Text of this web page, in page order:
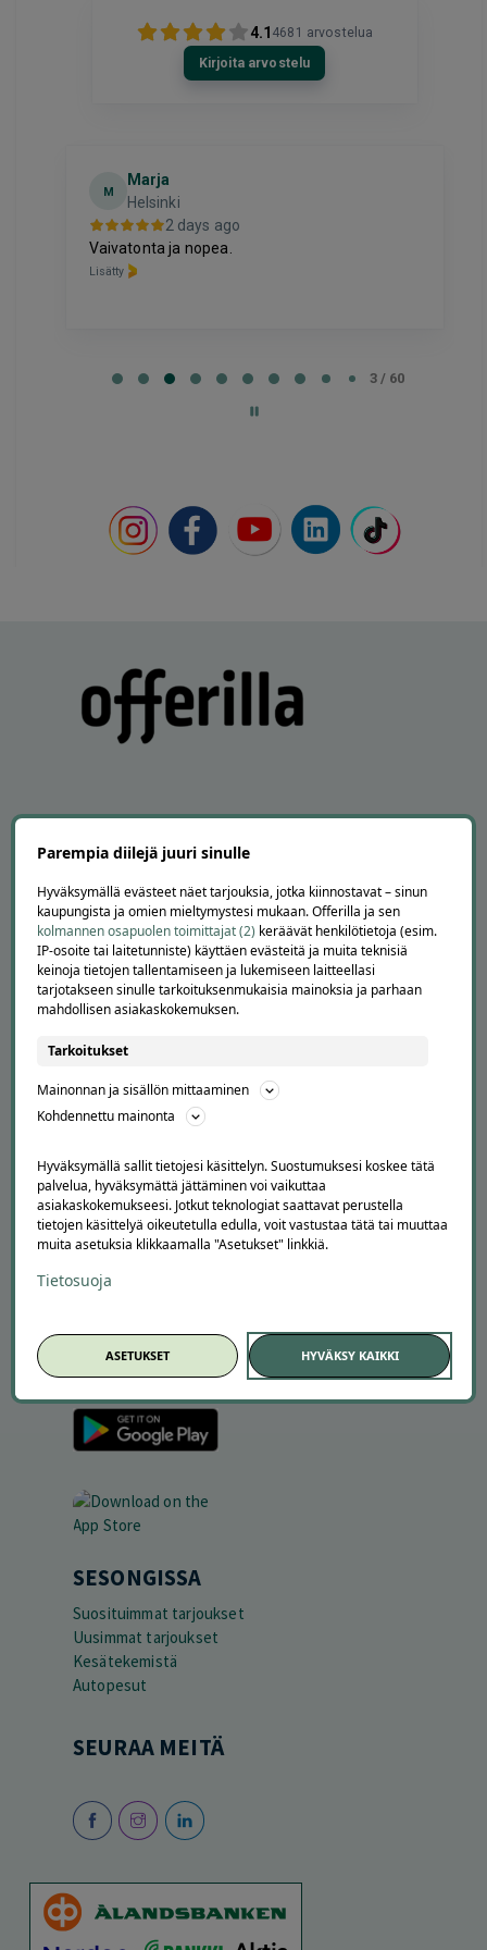
4.1 4681 arvostelua
Kirjoita arvostelu
M
Marja
Helsinki
2 days ago
Vaivatonta ja nopea.
Lisätty
3 / 60
APUA JA NEUVOJA
Peruuta tilaus
Asiakaspalvelu
Kuinka Offerilla toimii
Usein kysytyt kysymykset
Suosittele Offerillaa
Ajankohtaista
Tilaa uutiskirje
Offerilla mediassa
YRITYKSILLE
Markkinoi Offerillassa
Vaikuttajayhteistyö
Partneriportaali
LATAA APPI
SESONGISSA
Suosituimmat tarjoukset
Uusimmat tarjoukset
Kesätekemistä
Autopesut
SEURAA MEITÄ
Parempia diilejä juuri sinulle
Hyväksymällä evästeet näet tarjouksia, jotka kiinnostavat – sinun
kaupungista ja omien mieltymystesi mukaan. Offerilla ja sen
kolmannen osapuolen toimittajat (2) keräävät henkilötietoja (esim.
IP-osoite tai laitetunniste) käyttäen evästeitä ja muita teknisiä
keinoja tietojen tallentamiseen ja lukemiseen laitteellasi
tarjotakseen sinulle tarkoituksenmukaisia mainoksia ja parhaan
mahdollisen asiakaskokemuksen.
Tarkoitukset
Mainonnan ja sisällön mittaaminen
Kohdennettu mainonta
Hyväksymällä sallit tietojesi käsittelyn. Suostumuksesi koskee tätä
palvelua, hyväksymättä jättäminen voi vaikuttaa
asiakaskokemukseesi. Jotkut teknologiat saattavat perustella
tietojen käsittelyä oikeutetulla edulla, voit vastustaa tätä tai muuttaa
muita asetuksia klikkaamalla "Asetukset" linkkiä.
Tietosuoja
ASETUKSET HYVÄKSY KAIKKI